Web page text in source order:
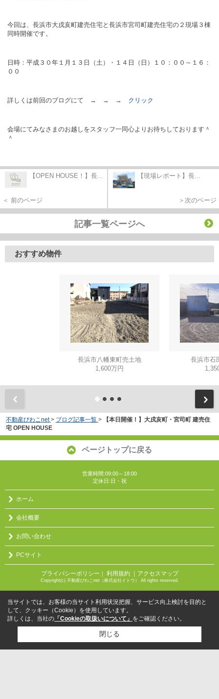
今回は、長浜市大戌亥町建売住宅と長浜市宮司町建売住宅の２現場３棟
同時開催です。
日時：平成３０年１月１３日（土）・１４日（日）１０：００～１６：
００
詳しくは前回のブログにて → → → クリック
会場にてみなさまのお越しをスタッフ一同心よりお待ちしております＾
＾
【OPEN HOUSE！】長...
＜ 前のページ
【現場レポート】長...
＞次のページ
記事一覧ページへ
おすすめ物件
長浜市八幡東町売土地
1,600万円
長浜市石
不動産びわこnet > ブログ記事一覧 >
【本日開催！】大戌亥町・宮司町 建売住
宅 OPEN HOUSE
ページトップに戻る
営業時間:09:00～18:00
定休日:日・祝
ホーム
会社概要
お問い合わせ
PCサイト
プライバシーポリシー ｜ 利用規約 ｜アクセスマップ
Copyright(c) 不動産びわこnet（株式会社イトウ） All rights reserved.
当サイトでは、お客様の当サイト利用状況把握、サービス向上検討を目的と
して、クッキー（Cookie）を使用しています。
詳しくは、当社の 「Cookieの取扱いについて」 をご確認ください。
閉じる